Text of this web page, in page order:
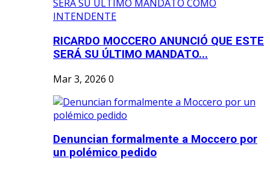
RICARDO MOCCERO ANUNCIÓ QUE ESTE
SERÁ SU ÚLTIMO MANDATO...
Mar 3, 2026 0
Denuncian formalmente a Moccero por
un polémico pedido